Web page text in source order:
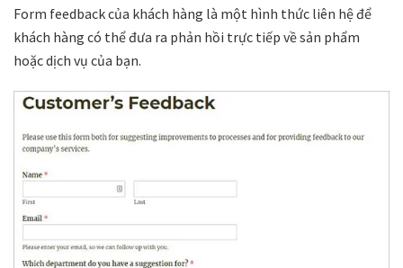
Form feedback của khách hàng là một hình thức liên hệ để
khách hàng có thể đưa ra phản hồi trực tiếp về sản phẩm
hoặc dịch vụ của bạn.